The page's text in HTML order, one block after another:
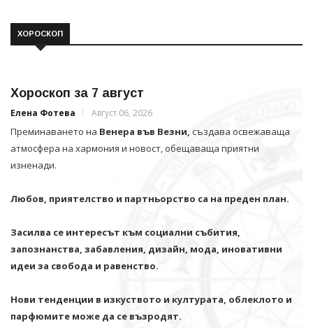
ХОРОСКОП
Хороскоп за 7 август
Елена Фотева Август 06, 2026
Преминаването на Венера във Везни, създава освежаваща
атмосфера на хармония и новост, обещаваща приятни
изненади.
Любов, приятелство и партньорство са на преден план.
Засилва се интересът към социални събития,
запознанства, забавления, дизайн, мода, иновативни
идеи за свобода и равенство.
Нови тенденции в изкуството и културата, облеклото и
парфюмите може да се възродят.